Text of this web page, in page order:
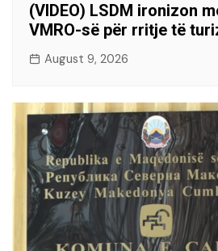
(VIDEO) LSDM ironizon
VMRO-së për rritje të
August 9, 2026